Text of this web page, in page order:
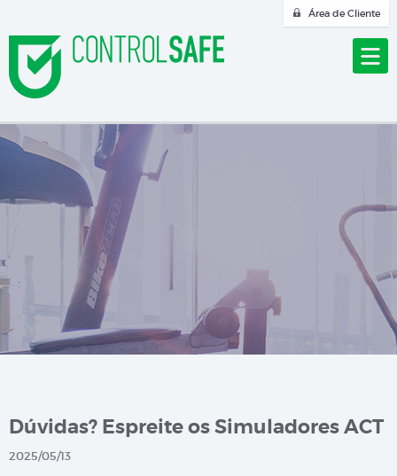
Área de Cliente
Dúvidas? Espreite os Simuladores ACT
2025/05/13